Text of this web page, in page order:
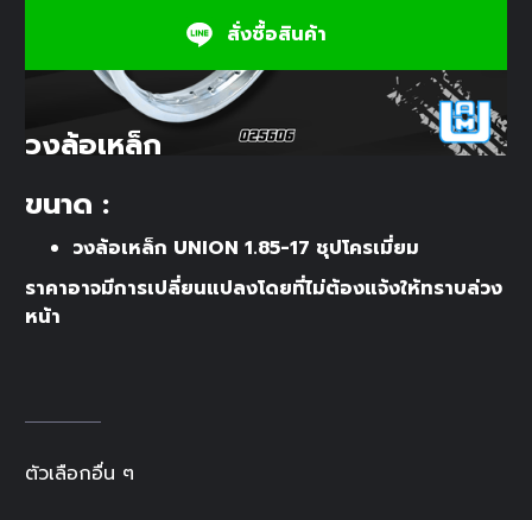
สั่งซื้อสินค้า
วงล้อเหล็ก
ขนาด :
วงล้อเหล็ก UNION 1.85-17 ชุปโครเมี่ยม
ราคาอาจมีการเปลี่ยนแปลงโดยที่ไม่ต้องแจ้งให้ทราบล่วง
หน้า
ตัวเลือกอื่น ๆ